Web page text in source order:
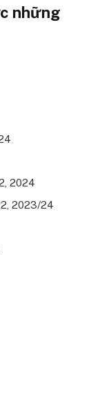
những
2024
2023/24